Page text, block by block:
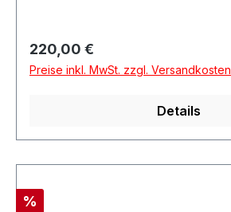
Regulärer Preis:
220,00 €
Preise inkl. MwSt. zzgl. Versandkosten
Details
Rabatt
%